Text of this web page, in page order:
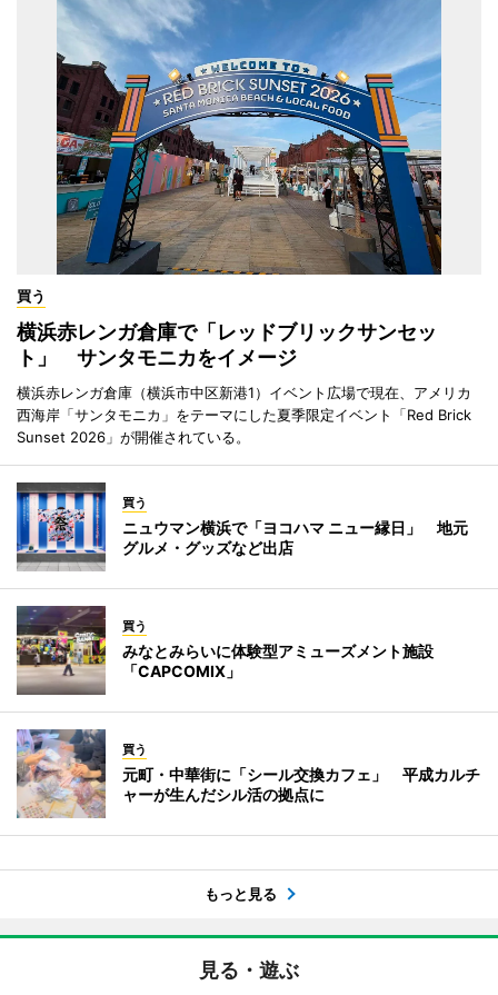
買う
横浜赤レンガ倉庫で「レッドブリックサンセッ
ト」 サンタモニカをイメージ
横浜赤レンガ倉庫（横浜市中区新港1）イベント広場で現在、アメリカ
西海岸「サンタモニカ」をテーマにした夏季限定イベント「Red Brick
Sunset 2026」が開催されている。
買う
ニュウマン横浜で「ヨコハマ ニュー縁日」 地元
グルメ・グッズなど出店
買う
みなとみらいに体験型アミューズメント施設
「CAPCOMIX」
買う
元町・中華街に「シール交換カフェ」 平成カルチ
ャーが生んだシル活の拠点に
もっと見る
見る・遊ぶ